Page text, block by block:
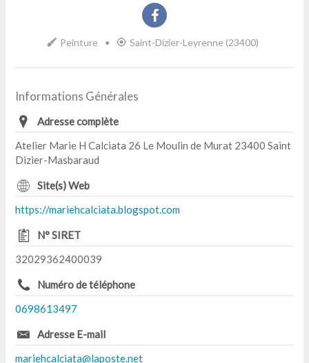
Peinture • Saint-Dizier-Leyrenne (23400)
Informations Générales
Adresse complète
Atelier Marie H Calciata 26 Le Moulin de Murat 23400 Saint
Dizier-Masbaraud
Site(s) Web
https://mariehcalciata.blogspot.com
N° SIRET
32029362400039
Numéro de téléphone
0698613497
Adresse E-mail
mariehcalciata@laposte.net